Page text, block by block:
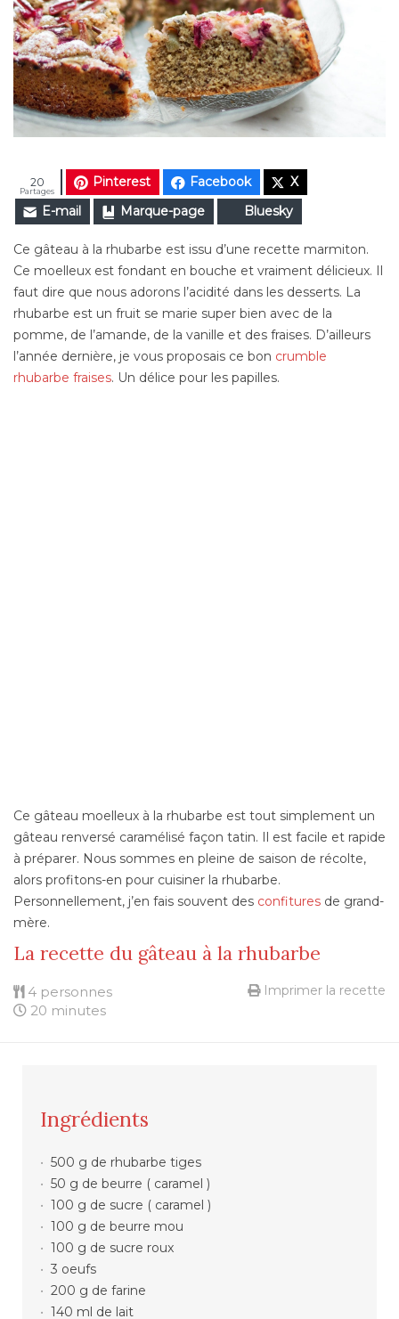
Pinterest Facebook
X
E-mail
Marque-page Bluesky
Partages
20
Ce gâteau à la rhubarbe est issu d’une recette marmiton.
Ce moelleux est fondant en bouche et vraiment délicieux. Il
faut dire que nous adorons l’acidité dans les desserts. La
rhubarbe est un fruit se marie super bien avec de la
pomme, de l’amande, de la vanille et des fraises. D’ailleurs
l’année dernière, je vous proposais ce bon crumble
rhubarbe fraises. Un délice pour les papilles.
Ce gâteau moelleux à la rhubarbe est tout simplement un
gâteau renversé caramélisé façon tatin. Il est facile et rapide
à préparer. Nous sommes en pleine de saison de récolte,
alors profitons-en pour cuisiner la rhubarbe.
Personnellement, j’en fais souvent des confitures de grand-
mère.
La recette du gâteau à la rhubarbe
4 personnes
20 minutes
Imprimer la recette
Ingrédients
500 g de rhubarbe tiges
50 g de beurre ( caramel )
100 g de sucre ( caramel )
100 g de beurre mou
100 g de sucre roux
3 oeufs
200 g de farine
140 ml de lait